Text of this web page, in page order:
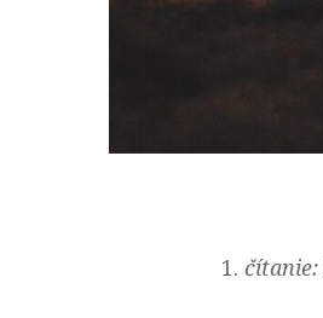
čítanie: